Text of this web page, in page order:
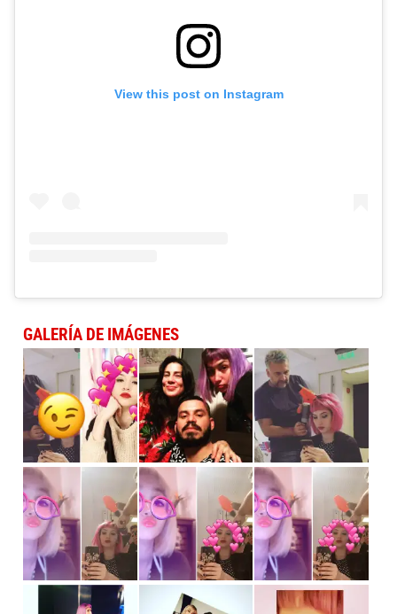
View this post on Instagram
GALERÍA DE IMÁGENES